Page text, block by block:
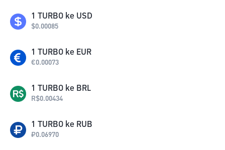
1 TURBO ke USD
$0.00085
1 TURBO ke EUR
€0.00073
1 TURBO ke BRL
R$0.00434
1 TURBO ke RUB
₽0.06970